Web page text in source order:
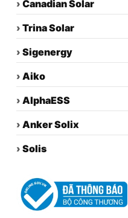
› Canadian Solar
› Trina Solar
› Sigenergy
› Aiko
› AlphaESS
› Anker Solix
› Solis